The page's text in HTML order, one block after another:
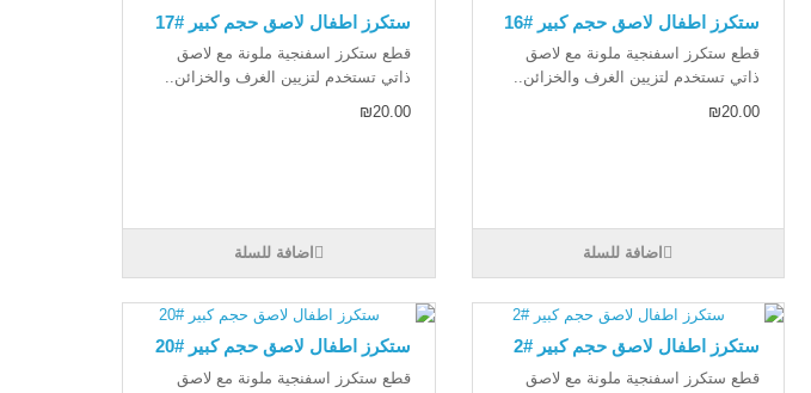
ستكرز اطفال لاصق حجم كبير #16
قطع ستكرز اسفنجية ملونة مع لاصق
ذاتي تستخدم لتزيين الغرف والخزائن..
₪20.00
اضافة للسلة
ستكرز اطفال لاصق حجم كبير #17
قطع ستكرز اسفنجية ملونة مع لاصق
ذاتي تستخدم لتزيين الغرف والخزائن..
₪20.00
اضافة للسلة
ستكرز اطفال لاصق حجم كبير #2
قطع ستكرز اسفنجية ملونة مع لاصق
ستكرز اطفال لاصق حجم كبير #20
قطع ستكرز اسفنجية ملونة مع لاصق